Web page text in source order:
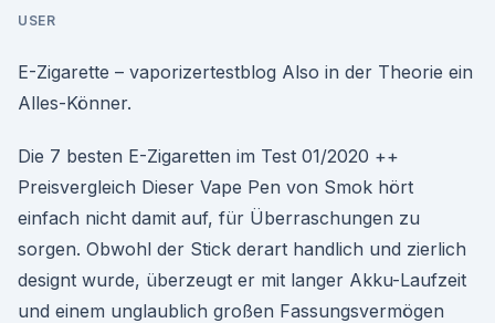
USER
E-Zigarette – vaporizertestblog Also in der Theorie ein
Alles-Könner.
Die 7 besten E-Zigaretten im Test 01/2020 ++
Preisvergleich Dieser Vape Pen von Smok hört
einfach nicht damit auf, für Überraschungen zu
sorgen. Obwohl der Stick derart handlich und zierlich
designt wurde, überzeugt er mit langer Akku-Laufzeit
und einem unglaublich großen Fassungsvermögen